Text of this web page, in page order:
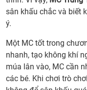
sân khấu chắc và biết
ý.
Một MC tốt trong
nhanh, tạo không khí
múa lân vào, MC cần
các bé. Khi chơi trò